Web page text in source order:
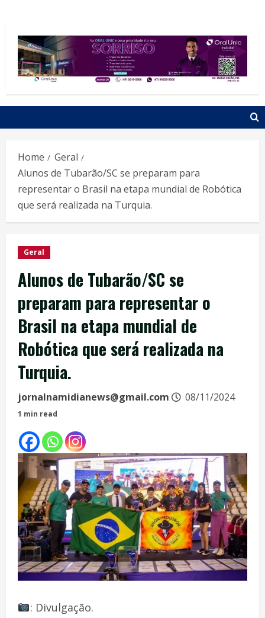
Home
Geral
Alunos de Tubarão/SC se preparam para
representar o Brasil na etapa mundial de Robótica
que será realizada na Turquia.
Geral
Alunos de Tubarão/SC se
preparam para representar o
Brasil na etapa mundial de
Robótica que será realizada na
Turquia.
jornalnamidianews@gmail.com 08/11/2024
1 min read
: Divulgação.